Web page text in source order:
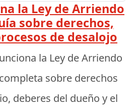
la Ley de Arriendo
sobre derechos,
de desalojo
la Ley de Arriendo
sobre derechos
deberes del dueño y el